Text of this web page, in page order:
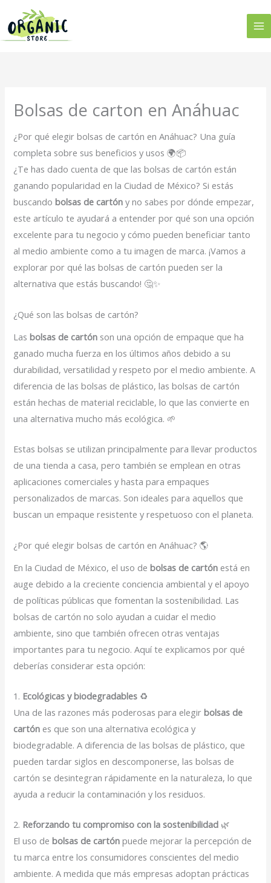
contenido
Bolsas de carton en Anáhuac
¿Por qué elegir bolsas de cartón en Anáhuac? Una guía
completa sobre sus beneficios y usos 🌍📦
¿Te has dado cuenta de que las bolsas de cartón están
ganando popularidad en la Ciudad de México? Si estás
buscandobolsas de cartón y no sabes por dónde empezar,
este artículo te ayudará a entender por qué son una opción
excelente para tu negocio y cómo pueden beneficiar tanto
al medio ambiente como a tu imagen de marca. ¡Vamos a
explorar por qué las bolsas de cartón pueden ser la
alternativa que estás buscando! 🤔✨
¿Qué son las bolsas de cartón?
Lasbolsas de cartón son una opción de empaque que ha
ganado mucha fuerza en los últimos años debido a su
durabilidad, versatilidad y respeto por el medio ambiente. A
diferencia de las bolsas de plástico, las bolsas de cartón
están hechas de material reciclable, lo que las convierte en
una alternativa mucho más ecológica. 🌱
Estas bolsas se utilizan principalmente para llevar productos
de una tienda a casa, pero también se emplean en otras
aplicaciones comerciales y hasta para empaques
personalizados de marcas. Son ideales para aquellos que
buscan un empaque resistente y respetuoso con el planeta.
¿Por qué elegir bolsas de cartón en Anáhuac? 🌎
En la Ciudad de México, el uso debolsas de cartón está en
auge debido a la creciente conciencia ambiental y el apoyo
de políticas públicas que fomentan la sostenibilidad. Las
bolsas de cartón no solo ayudan a cuidar el medio
ambiente, sino que también ofrecen otras ventajas
importantes para tu negocio. Aquí te explicamos por qué
deberías considerar esta opción:
1. Ecológicas y biodegradables ♻️
Una de las razones más poderosas para elegirbolsas de
cartón es que son una alternativa ecológica y
biodegradable. A diferencia de las bolsas de plástico, que
pueden tardar siglos en descomponerse, las bolsas de
cartón se desintegran rápidamente en la naturaleza, lo que
ayuda a reducir la contaminación y los residuos.
2. Reforzando tu compromiso con la sostenibilidad 🌿
El uso debolsas de cartónpuede mejorar la percepción de
tu marca entre los consumidores conscientes del medio
ambiente. A medida que más empresas adoptan prácticas